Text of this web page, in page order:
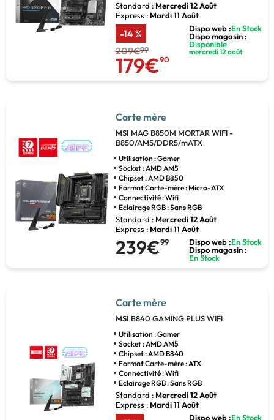
Standard : Mercredi 12 Août
Express : Mardi 11 Août
-14 %
209€99
179€90
Dispo web :En Stock
Dispo magasin :
Disponible
mercredi 12 août
Carte mère
MSI MAG B850M MORTAR WIFI -
B850/AM5/DDR5/mATX
Utilisation : Gamer
Socket : AMD AM5
Chipset : AMD B850
Format Carte-mère : Micro-ATX
Connectivité : Wifi
Eclairage RGB : Sans RGB
Standard : Mercredi 12 Août
Express : Mardi 11 Août
239€99 Dispo web :En Stock
Dispo magasin :
En Stock
Carte mère
MSI B840 GAMING PLUS WIFI
Utilisation : Gamer
Socket : AMD AM5
Chipset : AMD B840
Format Carte-mère : ATX
Connectivité : Wifi
Eclairage RGB : Sans RGB
Standard : Mercredi 12 Août
Express : Mardi 11 Août
Dispo web :En Stock